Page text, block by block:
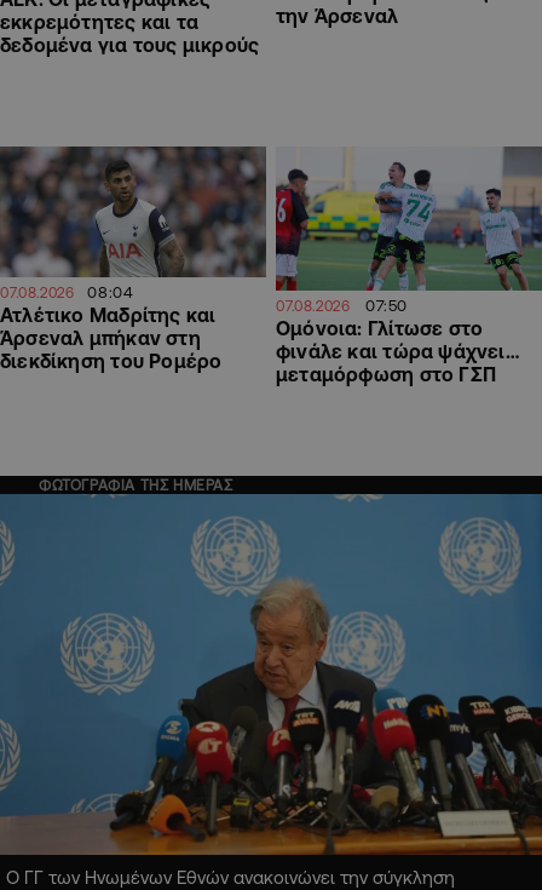
εκκρεμότητες και τα
δεδομένα για τους μικρούς
την Άρσεναλ
07.08.2026 08:04
Ατλέτικο Μαδρίτης και
Άρσεναλ μπήκαν στη
διεκδίκηση του Ρομέρο
07.08.2026 07:50
Ομόνοια: Γλίτωσε στο
φινάλε και τώρα ψάχνει…
μεταμόρφωση στο ΓΣΠ
ΦΩΤΟΓΡΑΦΙΑ ΤΗΣ ΗΜΕΡΑΣ
Ο ΓΓ των Ηνωμένων Εθνών ανακοινώνει την σύγκληση